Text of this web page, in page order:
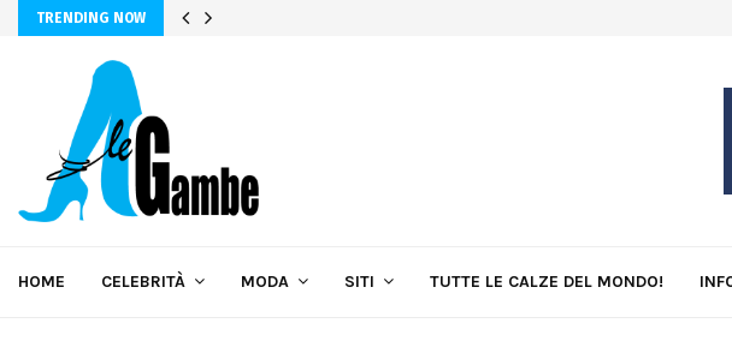
TRENDING NOW
HOME CELEBRITÀ MODA SITI TUTTE LE CALZE DEL MONDO!